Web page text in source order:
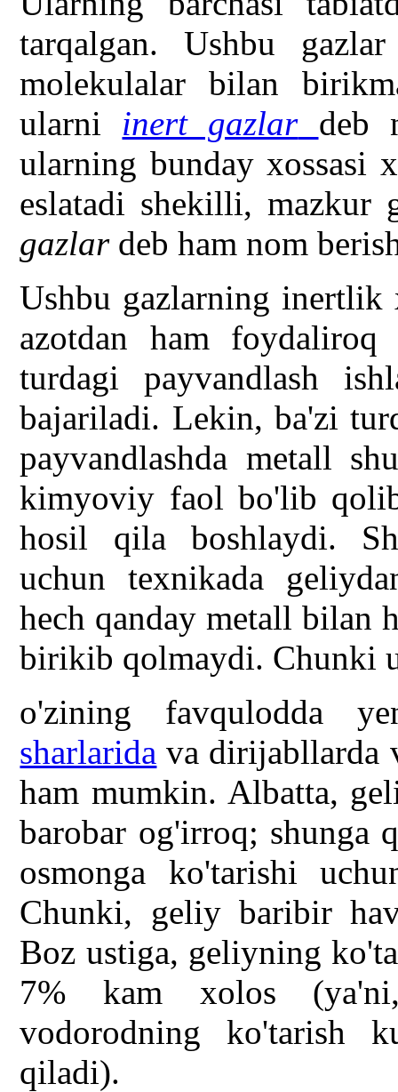
tarqalgan. Ushbu
molekulalar bilan
ularni inert gazlar deb
ularning bunday xossasi
eslatadi shekilli, mazkur
gazlardeb ham nom
Ushbu gazlarning inertlik
azotdan ham
turdagi payvandlash
bajariladi. Lekin, ba'zi
payvandlashda metall
kimyoviy faol bo'lib
hosil qila boshlaydi.
uchun texnikada
hech qanday metall bilan
birikib qolmaydi. Chunki
o'zining favqulodda
sharlarida va dirijabllarda
ham mumkin. Albatta,
barobar og'irroq; shunga
osmonga ko'tarishi
Chunki, geliy baribir
Boz ustiga, geliyning
7% kam xolos
vodorodning ko'tarish
qiladi).